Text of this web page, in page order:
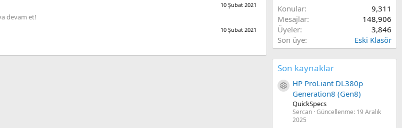
10 Şubat 2021
devam et!
10 Şubat 2021
Konular
9,311
Mesajlar
148,906
Üyeler
3,846
Son üye
Eski Klasör
Son kaynaklar
Kaynak ikon/amblem
HP ProLiant DL380p
Generation8 (Gen8)
QuickSpecs
Sercan Güncellenme: 19 Aralık
2025